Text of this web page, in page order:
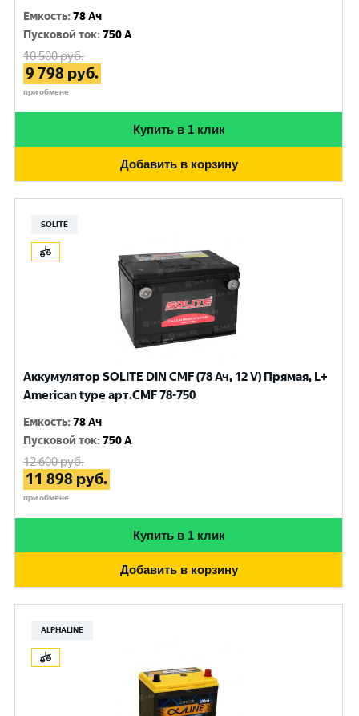
Емкость:78 Ач
Пусковой ток:750 A
10 500руб.
9 798 руб.
при обмене
Купить в 1 клик
Добавить в корзину
SOLITE
Аккумулятор SOLITE DIN CMF (78 Ач, 12 V) Прямая, L+
American type арт.CMF 78-750
Емкость:78 Ач
Пусковой ток:750 A
12 600руб.
11 898 руб.
при обмене
Купить в 1 клик
Добавить в корзину
ALPHALINE